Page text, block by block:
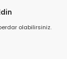
olabilirsiniz.